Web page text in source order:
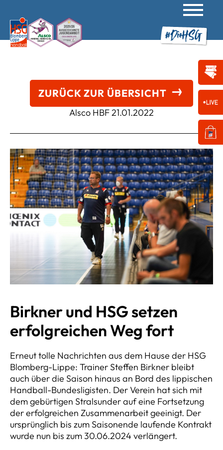
ZURÜCK ZUR ÜBERSICHT
Alsco HBF21.01.2022
Birkner und HSG setzen
erfolgreichen Weg fort
Erneut tolle Nachrichten aus dem Hause der HSG
Blomberg-Lippe: Trainer Steffen Birkner bleibt
auch über die Saison hinaus an Bord des lippischen
Handball-Bundesligisten. Der Verein hat sich mit
dem gebürtigen Stralsunder auf eine Fortsetzung
der erfolgreichen Zusammenarbeit geeinigt. Der
ursprünglich bis zum Saisonende laufende Kontrakt
wurde nun bis zum 30.06.2024 verlängert.